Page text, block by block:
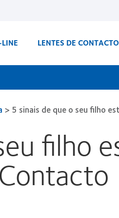
LENTES DE
> 5 sinais de que o seu filho
filho